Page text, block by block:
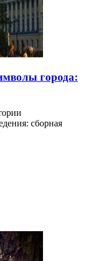
города:
сборная